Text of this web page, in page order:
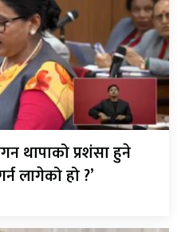
थापाको प्रशंसा हुने
लागेको हो ?’